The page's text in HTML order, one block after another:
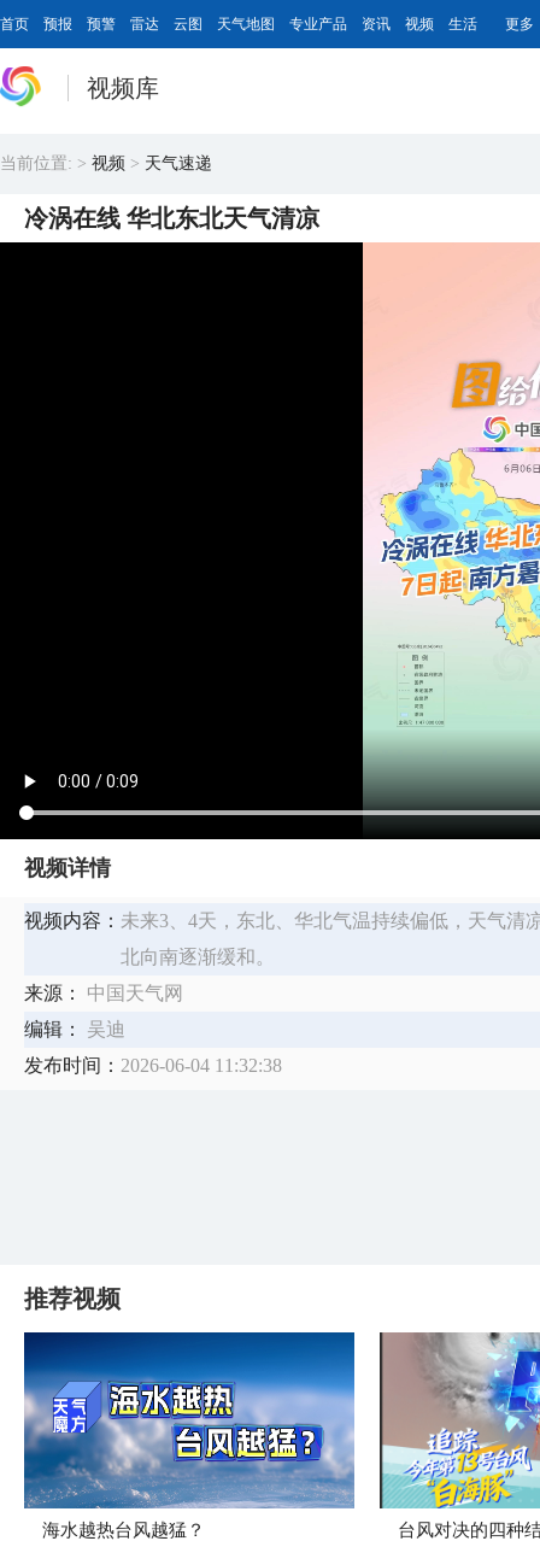
首页 预报 预警 雷达 云图 天气地图 专业产品 资讯 视频 生活 更多
视频库
当前位置: > 视频 > 天气速递
冷涡在线 华北东北天气清凉
视频详情
视频内容： 未来3、4天，东北、华北气温持续偏低，天气清
北向南逐渐缓和。
来源：
中国天气网
编辑：
吴迪
发布时间： 2026-06-04 11:32:38
推荐视频
海水越热台风越猛？ 台风对决的四种